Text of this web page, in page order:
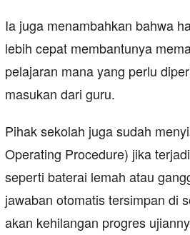
Ia juga menambahkan bahwa
lebih cepat membantunya
pelajaran mana yang perlu
masukan dari guru.
Pihak sekolah juga sudah
Operating Procedure) jika
seperti baterai lemah atau
jawaban otomatis tersimpan di
akan kehilangan progres